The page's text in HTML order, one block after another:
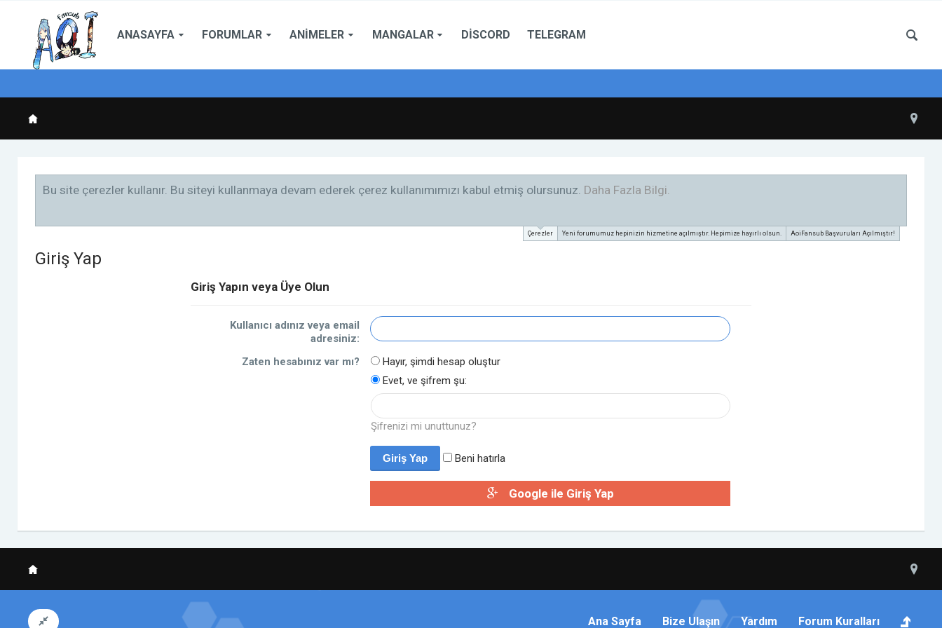
ANASAYFA FORUMLAR ANIMELER MANGALAR DISCORD TELEGRAM
Bu site çerezler kullanır. Bu siteyi kullanmaya devam ederek çerez kullanımımızı kabul etmiş olursunuz. Daha Fazla Bilgi.
Çerezler Yeni forumumuz hepinizin hizmetine açılmıştır. Hepimize hayırlı olsun. AoiFansub Başvuruları Açılmıştır!
Giriş Yap
Giriş Yapın veya Üye Olun
Kullanıcı adınız veya email
adresiniz:
Zaten hesabınız var mı?
Hayır, şimdi hesap oluştur
Evet, ve şifrem şu:
Şifrenizi mi unuttunuz?
Beni hatırla
Google ile Giriş Yap
Ana Sayfa Bize Ulaşın Yardım Forum Kuralları